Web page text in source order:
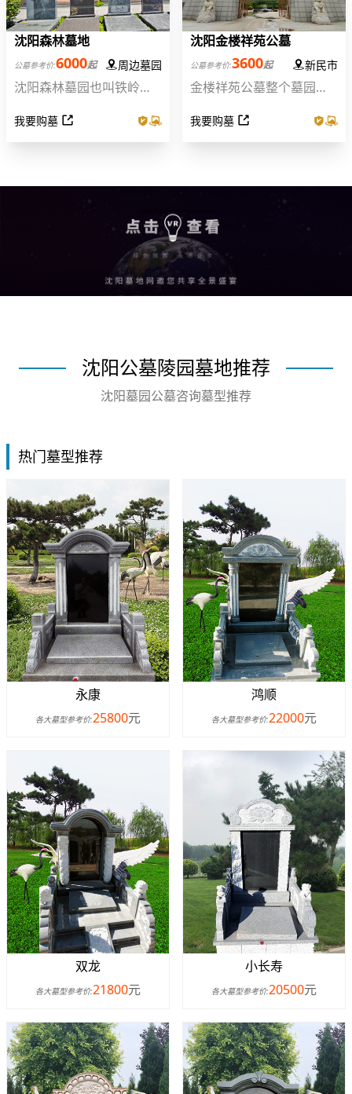
沈阳森林墓地
公墓参考价:6000起 周边墓园
沈阳森林墓园也叫铁岭森
铁岭森林公墓，统称为辽
宁森林墓地，森林墓地公
我要购墓
沈阳金楼祥苑公墓
公墓参考价:3600起 新民市
金楼祥苑公墓整个墓园有
水环家,五水汇聚生君家,不
见去水生富贵,山山环抱贵
民俗祈愿,即可慰藉英灵含
笑九泉,
我要购墓
沈阳公墓陵园墓地推荐
沈阳墓园公墓咨询墓型推荐
热门墓型推荐
永康
各大墓型参考价:25800元
鸿顺
各大墓型参考价:22000元
双龙
各大墓型参考价:21800元
小长寿
各大墓型参考价:20500元